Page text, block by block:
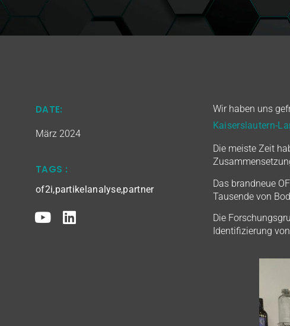
DATE:
März 2024
TAGS :
of2i,partikelanalyse,partner
Wir haben uns
Kaiserslautern-
Die meiste Zeit
Das brandneue
Tausende von
Die
Identifizierung